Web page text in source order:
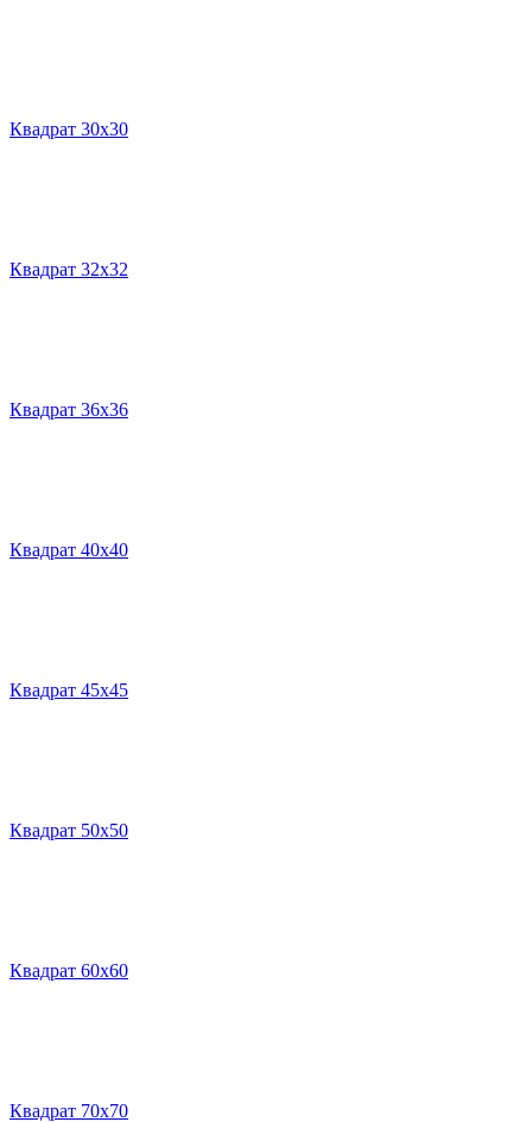
Квадрат 30х30
Квадрат 32х32
Квадрат 36х36
Квадрат 40х40
Квадрат 45х45
Квадрат 50х50
Квадрат 60х60
Квадрат 70х70